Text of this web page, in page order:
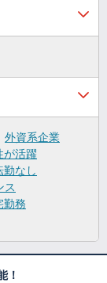
外資系企業
が活躍
勤なし
ス
勤務
！